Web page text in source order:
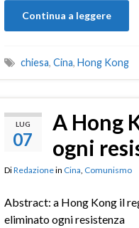
Continua a leggere
chiesa, Cina, Hong Kong
LUG
07
A Hong
ogni
DiRedazionein Cina Comunismo
Abstract: a Hong Kong il
eliminato ogni resistenza